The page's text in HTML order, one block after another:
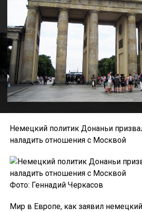
Немецкий политик Донаньи
наладить отношения с Москвой
Фото: Геннадий Черкасов
Мир в Европе, как заявил